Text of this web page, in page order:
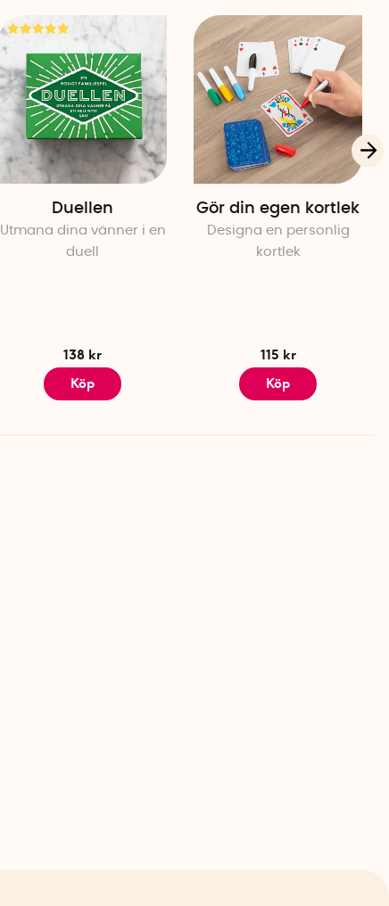
Duellen
Utmana dina vänner i en
duell
138 kr
Köp
Gör din egen kortlek
Designa en personlig
kortlek
115 kr
Köp